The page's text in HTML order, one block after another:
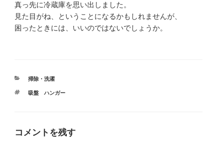
真っ先に冷蔵庫を思い出しました。
見た目がね、ということになるかもしれませんが、
困ったときには、いいのではないでしょうか。
カ
ゴ
掃除・洗濯
タ
吸盤 ハンガー
コメントを残す